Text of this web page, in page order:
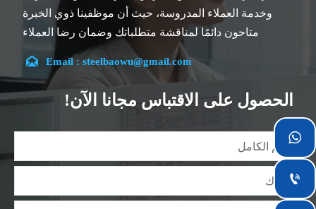
وخدمة العملاء المدروسة، حيث أن موظفينا ذوي الخبرة
متاحون دائمًا لمناقشة متطلباتك وضمان رضا العملاء
تقع شركتنا في مدينة ووشي، بمقاطعة جيانغسو، والتي تعد
أكبر مركز لمعالجة الصلب في الصين. يتمتع فريقنا بتخصص
في الصناعة لأكثر من 14 عامًا مع خبرة غنية في مختلف
يمكننا التصميم والتخصيص وفقًا لمتطلباتك الفريدة، ونضمن
تدريجياً ولدينا الآن خمس مستودعات توزيع مبنية لهذا الغرض
 Email : steelbaowu@gmail.com
الحصول على الاقتباس مجانا الآن!

